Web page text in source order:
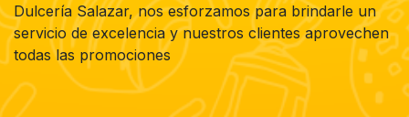
Dulcería Salazar, nos esforzamos para brindarle un
servicio de excelencia y nuestros clientes aprovechen
todas las promociones